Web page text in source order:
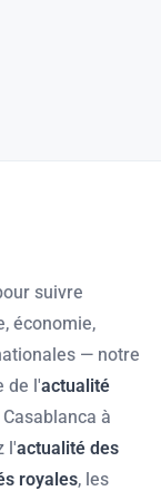
suivre
économie,
— notre
de l'actualité
à
l'actualité des
royales, les